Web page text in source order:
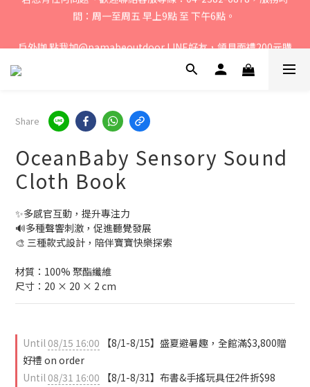
若您有任何問題、歡迎聯絡客服專線：04-2382-6878，服務時
戶外咖 點我加@pamabeoutdoor LINE好友，領見面禮200元購
媽咪們! 點我加@oceanbaby LINE好友，領見面禮100元購物金
若您有任何問題、歡迎聯絡客服專線：04-2382-6878，服務時
間：周一至周五 早上9點 至 下午6點。
Share
OceanBaby Sensory Sound
Cloth Book
✨多感官互動，提升專注力
🔊多種聲響刺激，促進聽覺發展
🎨 三種款式設計，陪伴寶寶快樂探索
材質：100% 聚酯纖維
尺寸：20 × 20 × 2 cm
Until08/15 16:00 【8/1-8/15】盛夏避暑趣，全館滿$3,800贈
好禮 on order
Until08/31 16:00 【8/1-8/31】布書&手搖玩具任2件折$98